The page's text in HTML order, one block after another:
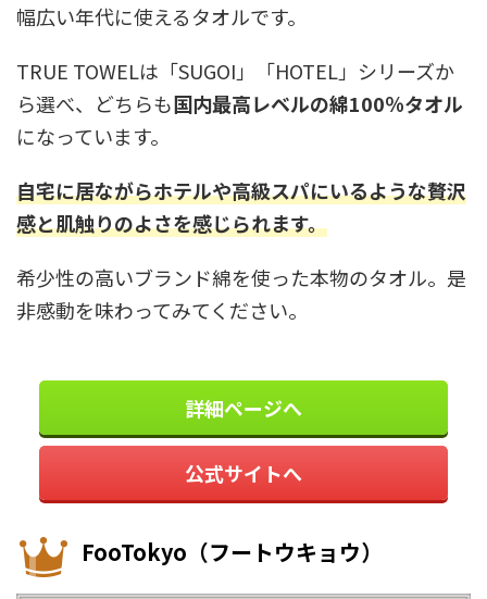
幅広い年代に使えるタオルです。
TRUE TOWELは「SUGOI」「HOTEL」シリーズか
ら選べ、どちらも国内最高レベルの綿100％タオル
になっています。
自宅に居ながらホテルや高級スパにいるような贅沢
感と肌触りのよさを感じられます。
希少性の高いブランド綿を使った本物のタオル。是
非感動を味わってみてください。
詳細ページへ
公式サイトへ
FooTokyo（フートウキョウ）